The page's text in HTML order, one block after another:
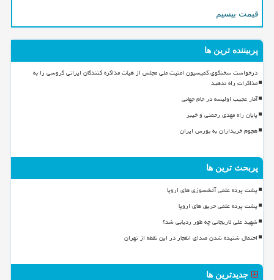
قیمت بیسیم
پربیننده ترین ها
درخواست سخنگوی کمیسیون امنیت ملی مجلس از هیأت مذاکره کنندگان ایرانی گروسی را به
مذاکرات راه ندهید
آمار عجیب اولیسه در جام جهانی
پایان راه مهدی رحمتی و خیبر
هجوم خریداران به بورس ایران
پربحث ترین ها
پشت پرده علمی آتشسوزی های اروپا
پشت پرده علمی حریق های اروپا
شهید علی لاریجانی چه طور ردیابی شد؟
احتمال شنیده شدن صدای انفجار در این نقطه از تهران
جدیدترین ها